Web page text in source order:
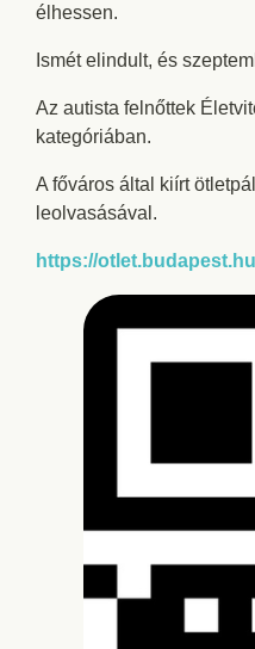
élhessen.
Ismét elindult, és
Az autista felnőttek
kategóriában.
A főváros által kiírt
leolvasásával.
https://